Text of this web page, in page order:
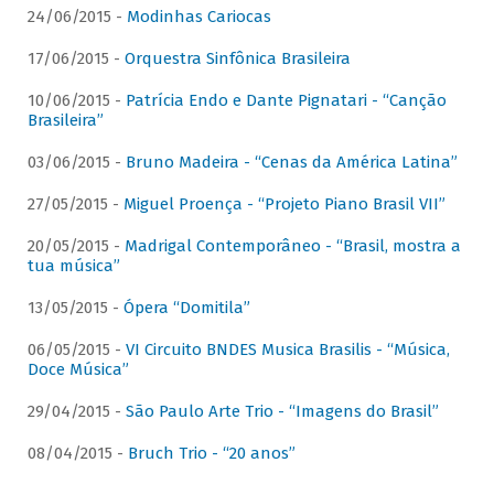
24/06/2015 - Modinhas Cariocas
17/06/2015 - Orquestra Sinfônica Brasileira
10/06/2015 - Patrícia Endo e Dante Pignatari - “Canção
Brasileira”
03/06/2015 - Bruno Madeira - “Cenas da América Latina”
27/05/2015 - Miguel Proença - “Projeto Piano Brasil VII”
20/05/2015 - Madrigal Contemporâneo - “Brasil, mostra a
tua música”
13/05/2015 - Ópera “Domitila”
06/05/2015 - VI Circuito BNDES Musica Brasilis - “Música,
Doce Música”
29/04/2015 - São Paulo Arte Trio - “Imagens do Brasil”
08/04/2015 - Bruch Trio - “20 anos”